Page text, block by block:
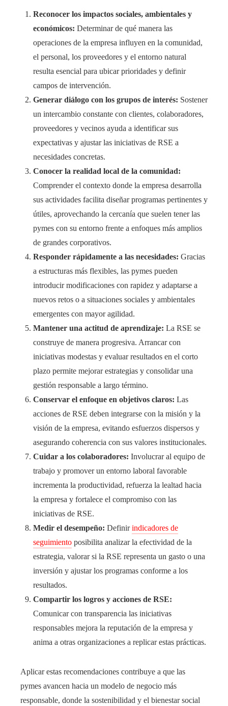
Reconocer los impactos sociales, ambientales y
económicos: Determinar de qué manera las
operaciones de la empresa influyen en la comunidad,
el personal, los proveedores y el entorno natural
resulta esencial para ubicar prioridades y definir
campos de intervención.
Generar diálogo con los grupos de interés: Sostener
un intercambio constante con clientes, colaboradores,
proveedores y vecinos ayuda a identificar sus
expectativas y ajustar las iniciativas de RSE a
necesidades concretas.
Conocer la realidad local de la comunidad:
Comprender el contexto donde la empresa desarrolla
sus actividades facilita diseñar programas pertinentes y
útiles, aprovechando la cercanía que suelen tener las
pymes con su entorno frente a enfoques más amplios
de grandes corporativos.
Responder rápidamente a las necesidades: Gracias
a estructuras más flexibles, las pymes pueden
introducir modificaciones con rapidez y adaptarse a
nuevos retos o a situaciones sociales y ambientales
emergentes con mayor agilidad.
Mantener una actitud de aprendizaje: La RSE se
construye de manera progresiva. Arrancar con
iniciativas modestas y evaluar resultados en el corto
plazo permite mejorar estrategias y consolidar una
gestión responsable a largo término.
Conservar el enfoque en objetivos claros: Las
acciones de RSE deben integrarse con la misión y la
visión de la empresa, evitando esfuerzos dispersos y
asegurando coherencia con sus valores institucionales.
Cuidar a los colaboradores: Involucrar al equipo de
trabajo y promover un entorno laboral favorable
incrementa la productividad, refuerza la lealtad hacia
la empresa y fortalece el compromiso con las
iniciativas de RSE.
Medir el desempeño: Definirindicadores de
seguimiento posibilita analizar la efectividad de la
estrategia, valorar si la RSE representa un gasto o una
inversión y ajustar los programas conforme a los
resultados.
Compartir los logros y acciones de RSE:
Comunicar con transparencia las iniciativas
responsables mejora la reputación de la empresa y
anima a otras organizaciones a replicar estas prácticas.
Aplicar estas recomendaciones contribuye a que las
pymes avancen hacia un modelo de negocio más
responsable, donde la sostenibilidad y el bienestar social